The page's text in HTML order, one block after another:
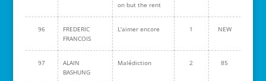
on but the rent
96
FREDERIC
FRANCOIS
L'aimer encore 1 NEW
97
ALAIN
BASHUNG
Malédiction 2 85